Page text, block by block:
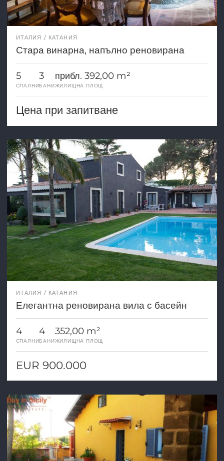
ИТАЛИЯ КАТАНИЯ
Стара винарна, напълно реновирана
5
СПАЛНИ
3
БАНИ
прибл. 392,00 m²
ЖИЛИЩНА ПЛОЩ
Цена при запитване
ИТАЛИЯ КАТАНИЯ
Елегантна реновирана вила с басейн
4
СПАЛНИ
4
БАНИ
352,00 m²
ЖИЛИЩНА ПЛОЩ
EUR 900.000